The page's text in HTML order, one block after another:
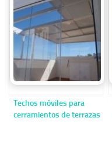
insuperable
Techos móviles para
cerramientos de terrazas